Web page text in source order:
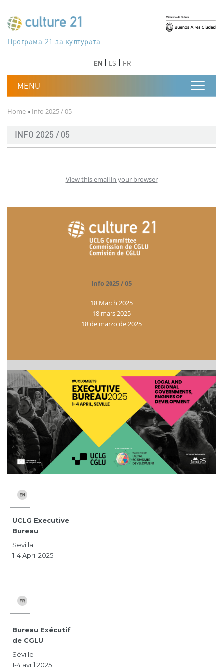
جدول أعمال القرن 21 للثقافة
Програма 21 за културата
Agenda 21 de la cultura
Agjenda 21 për kulturë
Agenda 21 van cultuur
Agenda 21 for culture
Kulturaren Agenda 21
Agenda 21 de la culture
Axenda 21 da cultura
Agenda 21 für Kultur
Agenda 21 della cultura
文化のためのアジェンダ21
دستورکار 21 برای فرهنگ
Agenda 21 dla kultury
Agenda 21 da cultura
Повестка дня 21 для культуры
Agenda 21 za kulturu
Agenda 21 de la cultura
Agenda 21 för kulturen
Kültür için Gündem 21
Порядок денний 21 для культури
EN ES FR
Breadcrumb
Home Info 2025 / 05
INFO 2025 / 05
View this email in your browser
Info 2025 / 05
18 March 2025
18 mars 2025
18 de marzo de 2025
UCLG Executive
Bureau
Sevilla
1-4 April 2025
Bureau Exécutif
de CGLU
Séville
1-4 avril 2025